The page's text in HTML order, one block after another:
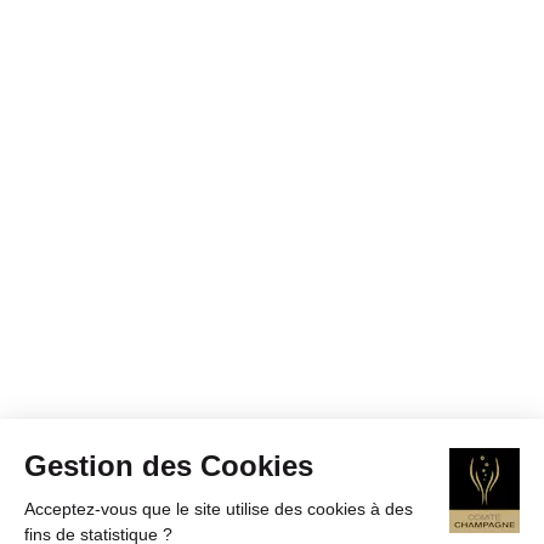
Gestion des Cookies
Acceptez-vous que le site utilise des cookies à des
fins de statistique ?